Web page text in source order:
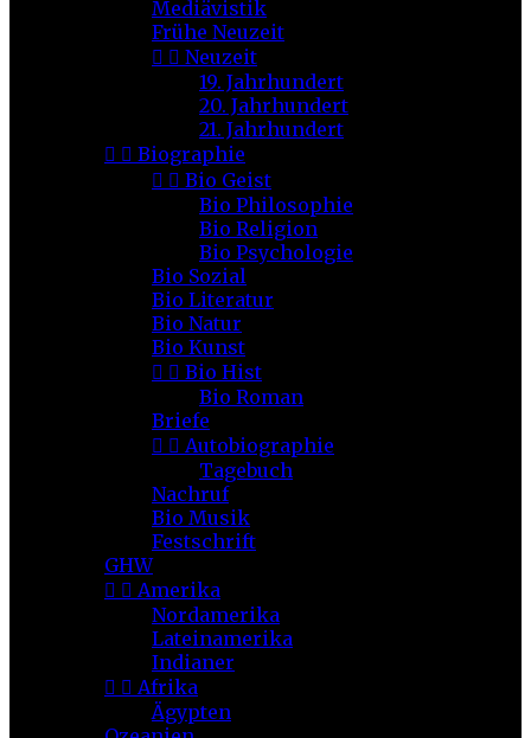
Mediävistik
Frühe Neuzeit
  Neuzeit
19. Jahrhundert
20. Jahrhundert
21. Jahrhundert
  Biographie
  Bio Geist
Bio Philosophie
Bio Religion
Bio Psychologie
Bio Sozial
Bio Literatur
Bio Natur
Bio Kunst
  Bio Hist
Bio Roman
Briefe
  Autobiographie
Tagebuch
Nachruf
Bio Musik
Festschrift
GHW
  Amerika
Nordamerika
Lateinamerika
Indianer
  Afrika
Ägypten